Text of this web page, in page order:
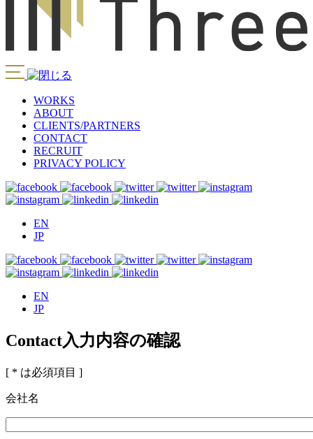
WORKS
ABOUT
CLIENTS/PARTNERS
CONTACT
RECRUIT
PRIVACY POLICY
EN
JP
EN
JP
Contact入力内容の確認
[ * は必須項目 ]
会社名